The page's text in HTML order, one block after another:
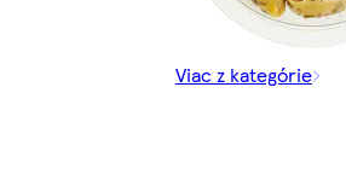
Viac z kategórie